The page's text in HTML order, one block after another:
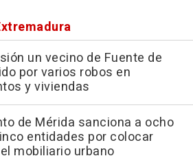
un vecino de Fuente de
por varios robos en
y viviendas
de Mérida sanciona a ocho
entidades por colocar
mobiliario urbano